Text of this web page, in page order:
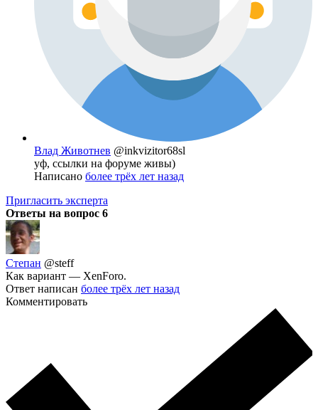
Влад Животнев @inkvizitor68sl
уф, ссылки на форуме живы)
Написано более трёх лет назад
Пригласить эксперта
Ответы на вопрос 6
Степан @steff
Как вариант — XenForo.
Ответ написан более трёх лет назад
Комментировать